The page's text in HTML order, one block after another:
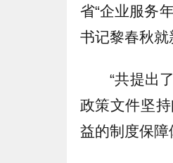
省“企业服务
书记黎春秋
“共提出
政策文件坚
益的制度保障